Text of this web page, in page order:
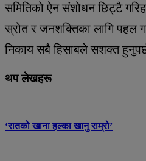
समितिको ऐन संशोधन छिट्टै
स्रोत र जनशक्तिका लागि पहल
निकाय सबै हिसाबले सशक्त
थप लेखहरू
‘रातको खाना हल्का खानु राम्रो’